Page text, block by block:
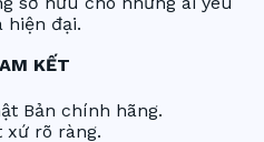
hiện đại.
KẾT
Bản chính hãng.
xứ rõ ràng.